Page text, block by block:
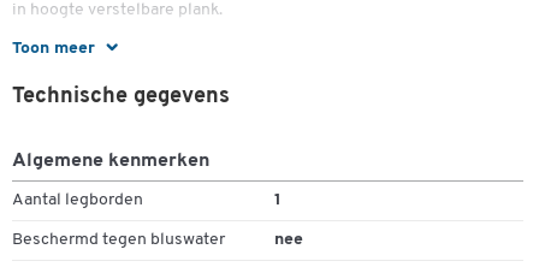
Toon meer
in hoogte verstelbare plank.
De deur van de meubelkluis heeft een sterke, enkelzijdige grendel
en is voorzien van een dubbelbaard veiligheidsslot dat zowel
betrouwbaar als gebruiksvriendelijk is. Bij de levering zijn al twee
De Atlanta meubelkluis van Format is verkrijgbaar in lichtgrijs RAL
7035 en is uitgerust met twee boorinrichtingen voor verankering
aan de vloer en twee inrichtingen voor verankering aan de
Technische gegevens
Algemene kenmerken
Aantal legborden 1
Beschermd tegen bluswater nee